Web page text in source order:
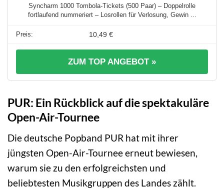
Syncharm 1000 Tombola-Tickets (500 Paar) – Doppelrolle
fortlaufend nummeriert – Losrollen für Verlosung, Gewin ...
10,49 €
ZUM TOP ANGEBOT »
PUR: Ein Rückblick auf die spektakuläre
Open-Air-Tournee
Die deutsche Popband PUR hat mit ihrer
jüngsten Open-Air-Tournee erneut bewiesen,
warum sie zu den erfolgreichsten und
beliebtesten Musikgruppen des Landes zählt.